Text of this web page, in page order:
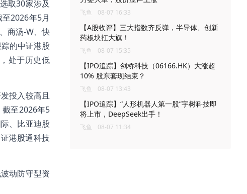
取30家涉及
2026年5月
商汤-W、快
的中证港股
处于历史低
投入较高且
至2026年5
、比亚迪股
港股通科技
动防守型资
飞鱼 08-07 16:33
【A股收评】三大指数齐反弹，半导体、创新
药板块扛大旗！
飞鱼 08-07 15:35
【IPO追踪】剑桥科技（06166.HK）大涨超
10% 股东套现结束？
飞鱼 08-07 13:43
【IPO追踪】“人形机器人第一股”宇树科技即
将上市，DeepSeek出手！
飞鱼 08-07 11:34